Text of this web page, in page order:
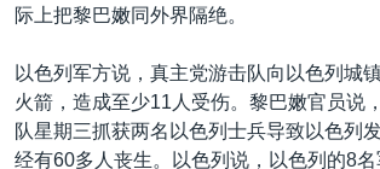
埃博拉疫情
美国之音专访
关注我们
际上把黎巴嫩同外界隔绝。
以色列军方说，真主党游击队向以色列城
火箭，造成至少11人受伤。黎巴嫩官员说
队星期三抓获两名以色列士兵导致以色列
经有60多人丧生。以色列说，以色列的8